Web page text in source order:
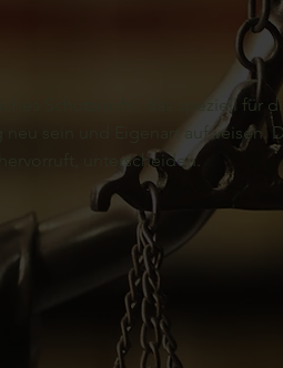
Schutzrecht, das speziell für
sein und Eigenart aufweisen.
unterscheiden.